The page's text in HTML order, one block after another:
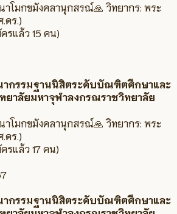
าโมกขมังคลานุกสรณ์🙏 วิทยากร: พระ
ดร.)
รแล้ว 15 คน)
ากรรมฐานนิสิตระดับบัณฑิตศึกษาและ
ยาลัยมหาจุฬาลงกรณราชวิทยาลัย
าโมกขมังคลานุกสรณ์🙏 วิทยากร: พระ
ดร.)
รแล้ว 17 คน)
ากรรมฐานนิสิตระดับบัณฑิตศึกษาและ